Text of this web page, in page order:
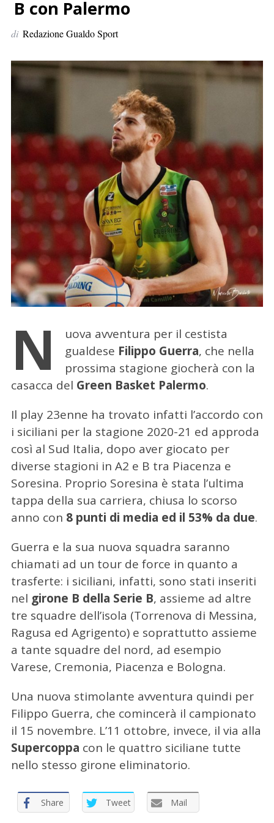
e
r
B con Palermo
di Redazione Gualdo Sport
N
uova avventura per il cestista
gualdese Filippo Guerra, che nella
prossima stagione giocherà con la
casacca del Green Basket Palermo.
Il play 23enne ha trovato infatti l’accordo con
i siciliani per la stagione 2020-21 ed approda
così al Sud Italia, dopo aver giocato per
diverse stagioni in A2 e B tra Piacenza e
Soresina. Proprio Soresina è stata l’ultima
tappa della sua carriera, chiusa lo scorso
anno con 8 punti di media ed il 53% da due.
Guerra e la sua nuova squadra saranno
chiamati ad un tour de force in quanto a
trasferte: i siciliani, infatti, sono stati inseriti
nel girone B della Serie B, assieme ad altre
tre squadre dell’isola (Torrenova di Messina,
Ragusa ed Agrigento) e soprattutto assieme
a tante squadre del nord, ad esempio
Varese, Cremonia, Piacenza e Bologna.
Una nuova stimolante avventura quindi per
Filippo Guerra, che comincerà il campionato
il 15 novembre. L’11 ottobre, invece, il via alla
Supercoppa con le quattro siciliane tutte
nello stesso girone eliminatorio.
Share Tweet Mail